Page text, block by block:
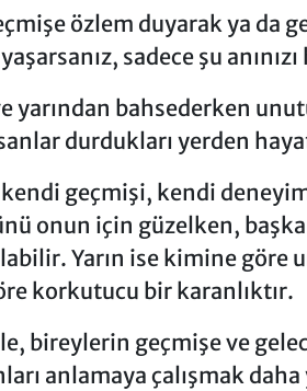
özlem duyarak ya da
sadece şu
yarından bahsederken
durdukları yerden
geçmişi, kendi
onun için güzelken, başka
Yarın ise kimine
korkutucu bir karanlıktır.
bireylerin geçmişe ve
anlamaya çalışmak daha